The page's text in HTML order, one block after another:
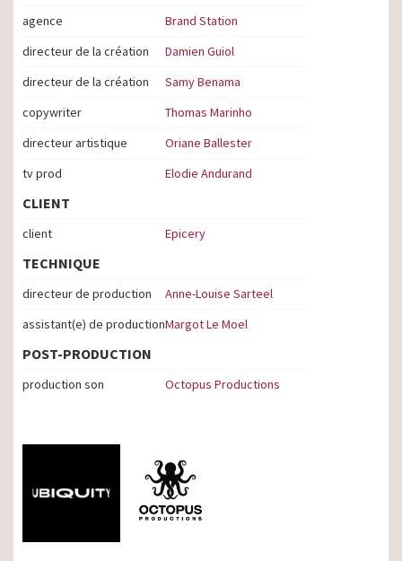
agence
Brand Station
directeur de la création
Damien Guiol
directeur de la création
Samy Benama
copywriter
Thomas Marinho
directeur artistique
Oriane Ballester
tv prod
Elodie Andurand
CLIENT
client Epicery
TECHNIQUE
directeur de production
Anne-Louise Sarteel
assistant(e) de productionMargot Le Moel
POST-PRODUCTION
production son Octopus Productions